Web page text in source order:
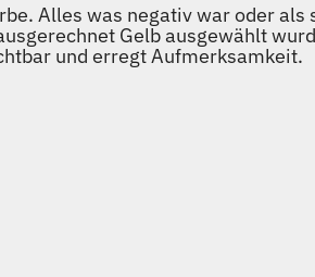
Alles was negativ war oder
Gelb ausgewählt
und erregt Aufmerksamkeit.